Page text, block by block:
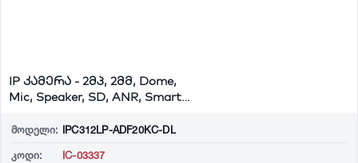
IP კამერა - 2მპ, 2მმ, Dome,
Mic, Speaker, SD, ANR, Smart,
მოდელი: IPC312LP-ADF20KC-DL
კოდი: IC-03337